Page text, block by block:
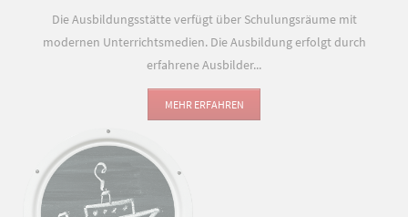
Die Ausbildungsstätte verfügt über Schulungsräume mit
modernen Unterrichtsmedien. Die Ausbildung erfolgt durch
erfahrene Ausbilder...
MEHR ERFAHREN